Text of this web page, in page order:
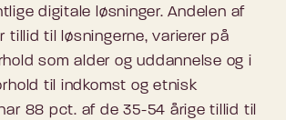
digitale løsninger. Andelen af
tillid til løsningerne, varierer på
som alder og uddannelse og i
til indkomst og etnisk
88 pct. af de 35-54 årige tillid til